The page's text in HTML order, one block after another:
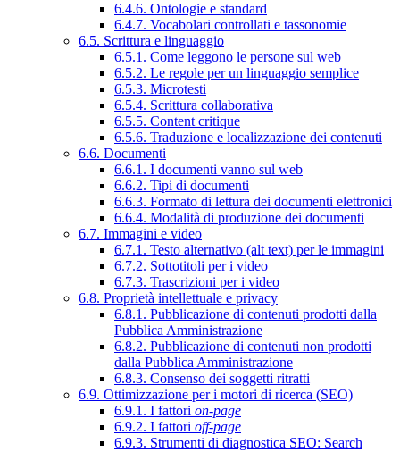
6.4.6. Ontologie e standard
6.4.7. Vocabolari controllati e tassonomie
6.5. Scrittura e linguaggio
6.5.1. Come leggono le persone sul web
6.5.2. Le regole per un linguaggio semplice
6.5.3. Microtesti
6.5.4. Scrittura collaborativa
6.5.5. Content critique
6.5.6. Traduzione e localizzazione dei contenuti
6.6. Documenti
6.6.1. I documenti vanno sul web
6.6.2. Tipi di documenti
6.6.3. Formato di lettura dei documenti elettronici
6.6.4. Modalità di produzione dei documenti
6.7. Immagini e video
6.7.1. Testo alternativo (alt text) per le immagini
6.7.2. Sottotitoli per i video
6.7.3. Trascrizioni per i video
6.8. Proprietà intellettuale e privacy
6.8.1. Pubblicazione di contenuti prodotti dalla
Pubblica Amministrazione
6.8.2. Pubblicazione di contenuti non prodotti
dalla Pubblica Amministrazione
6.8.3. Consenso dei soggetti ritratti
6.9. Ottimizzazione per i motori di ricerca (SEO)
6.9.1. I fattori on-page
6.9.2. I fattori off-page
6.9.3. Strumenti di diagnostica SEO: Search